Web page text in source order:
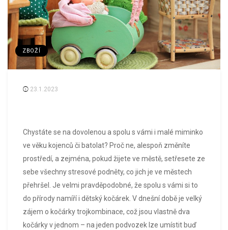
ZBOŽÍ
23.1.2023
Chystáte se na dovolenou a spolu s vámi i malé miminko
ve věku kojenců či batolat? Proč ne, alespoň změníte
prostředí, a zejména, pokud žijete ve městě, setřesete ze
sebe všechny stresové podněty, co jich je ve městech
přehršel. Je velmi pravděpodobné, že spolu s vámi si to
do přírody namíří i dětský kočárek. V dnešní době je velký
zájem o kočárky trojkombinace, což jsou vlastně dva
kočárky v jednom – na jeden podvozek lze umístit buď